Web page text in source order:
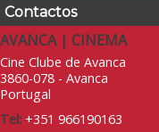
Contactos
AVANCA | CINEMA
Cine Clube de Avanca
3860-078 - Avanca
Portugal
Tel: +351 966190163